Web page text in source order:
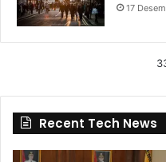
17
Recent Tech News